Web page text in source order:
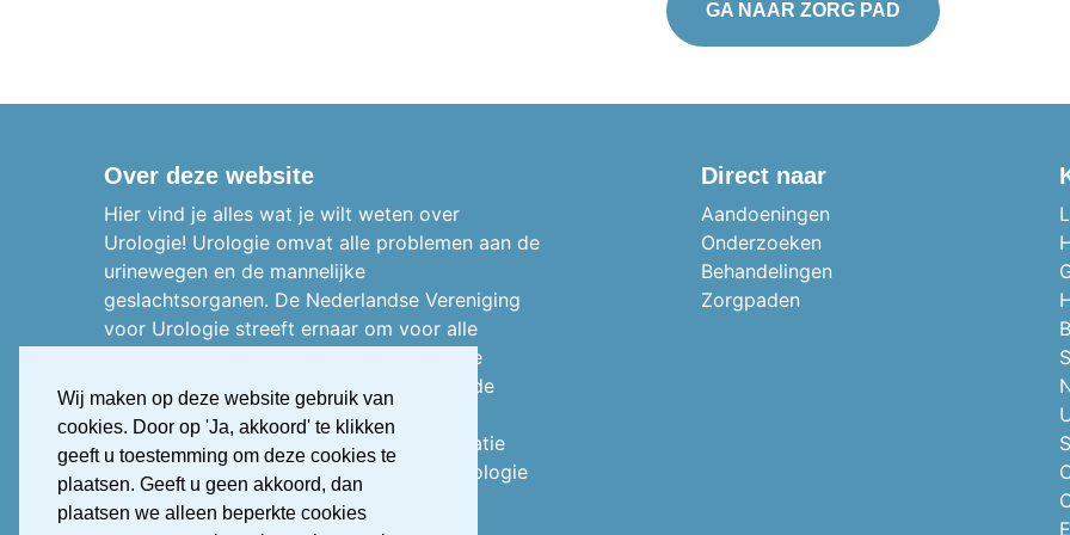
Wij maken op deze website gebruik van
cookies. Door op 'Ja, akkoord' te klikken
geeft u toestemming om deze cookies te
plaatsen. Geeft u geen akkoord, dan
plaatsen we alleen beperkte cookies
GA NAAR ZORG PAD
Over deze website
Hier vind je alles wat je wilt weten over
Urologie! Urologie omvat alle problemen aan de
urinewegen en de mannelijke
geslachtsorganen. De Nederlandse Vereniging
voor Urologie streeft ernaar om voor alle
zorgprofessionals, patiënten en het brede
publiek inzichtelijk maken wat er binnen de
urologie speelt en voorziet in juiste
informatievoorziening. Voor meer informatie
over De Nederlandse Vereniging voor Urologie
bezoek de website www.nvu.nl.
Direct naar
Aandoeningen
Onderzoeken
Behandelingen
Zorgpaden